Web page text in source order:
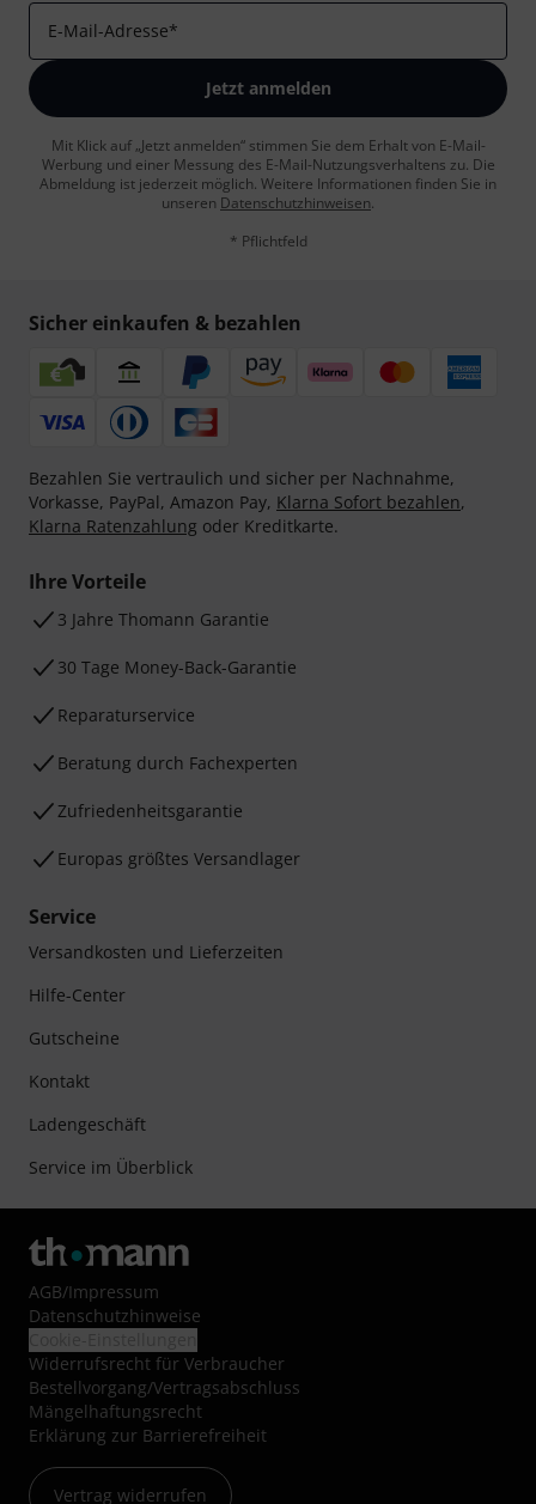
E-Mail-Adresse*
Jetzt anmelden
Mit Klick auf „Jetzt anmelden“ stimmen Sie dem Erhalt von E-Mail-
Werbung und einer Messung des E-Mail-Nutzungsverhaltens zu. Die
Abmeldung ist jederzeit möglich. Weitere Informationen finden Sie in
unseren Datenschutzhinweisen.
* Pflichtfeld
Sicher einkaufen & bezahlen
Bezahlen Sie vertraulich und sicher per Nachnahme,
Vorkasse, PayPal, Amazon Pay, Klarna Sofort bezahlen,
Klarna Ratenzahlung oder Kreditkarte.
Ihre Vorteile
3 Jahre Thomann Garantie
30 Tage Money-Back-Garantie
Reparaturservice
Beratung durch Fachexperten
Zufriedenheitsgarantie
Europas größtes Versandlager
Service
Versandkosten und Lieferzeiten
Hilfe-Center
Gutscheine
Kontakt
Ladengeschäft
Service im Überblick
AGB/Impressum
Datenschutzhinweise
Widerrufsrecht für Verbraucher
Bestellvorgang/Vertragsabschluss
Mängelhaftungsrecht
Erklärung zur Barrierefreiheit
Vertrag widerrufen